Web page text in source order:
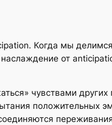
Когда мы
от
чувствами других
положительных